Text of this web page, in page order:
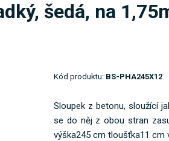
šedá, na
Kód produktu: BS-PHA245X12
Sloupek z betonu, sloužící
se do něj z obou stran
výška245 cm tloušťka11 cm